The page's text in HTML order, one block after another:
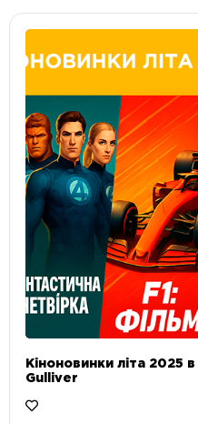
Кіноновинки літа 2025
Gulliver